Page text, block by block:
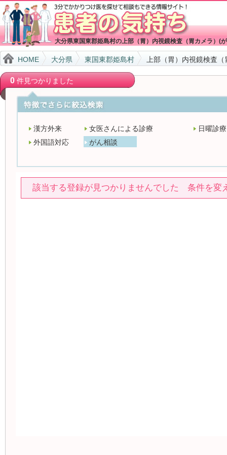
大分県東国東郡姫島村の上部（胃）内視鏡検査（胃カメラ）(
HOME 大分県 東国東郡姫島村 上部（胃）内視鏡検査
0件見つかりました
漢方外来 女医さんによる診療
日曜診療
外国語対応
がん相談
該当する登録が見つかりませんでした 条件を